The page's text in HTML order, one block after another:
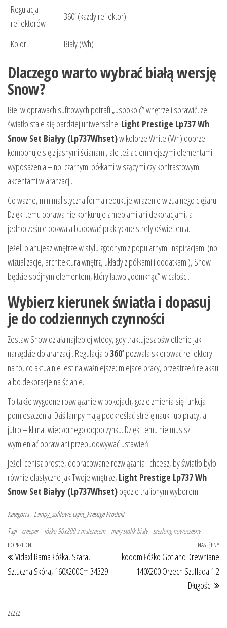
Regulacja
reflektorów
360’ (każdy reflektor)
Kolor Biały (Wh)
Dlaczego warto wybrać białą wersję
Snow?
Biel w oprawach sufitowych potrafi „uspokoić” wnętrze i sprawić, że
światło staje się bardziej uniwersalne. Light Prestige Lp737 Wh
Snow Set Białyy (Lp737Whset)w kolorze White (Wh) dobrze
komponuje się z jasnymi ścianami, ale też z ciemniejszymi elementami
wyposażenia – np. czarnymi półkami wiszącymi czy kontrastowymi
akcentami w aranżacji.
Co ważne, minimalistyczna forma redukuje wrażenie wizualnego ciężaru.
Dzięki temu oprawa nie konkuruje z meblami ani dekoracjami, a
jednocześnie pozwala budować praktyczne strefy oświetlenia.
Jeżeli planujesz wnętrze w stylu zgodnym z popularnymi inspiracjami (np.
wizualizacje, architektura wnętrz, układy z półkami i dodatkami), Snow
będzie spójnym elementem, który łatwo „domknąć” w całości.
Wybierz kierunek światła i dopasuj
je do codziennych czynności
Zestaw Snow działa najlepiej wtedy, gdy traktujesz oświetlenie jak
narzędzie do aranżacji. Regulacja o360’pozwala skierować reflektory
na to, co aktualnie jest najważniejsze: miejsce pracy, przestrzeń relaksu
albo dekoracje na ścianie.
To także wygodne rozwiązanie w pokojach, gdzie zmienia się funkcja
pomieszczenia. Dziś lampy mają podkreślać strefę nauki lub pracy, a
jutro – klimat wieczornego odpoczynku. Dzięki temu nie musisz
wymieniać opraw ani przebudowywać ustawień.
Jeżeli cenisz proste, dopracowane rozwiązania i chcesz, by światło było
równie elastyczne jak Twoje wnętrze, Light Prestige Lp737 Wh
Snow Set Białyy (Lp737Whset)będzie trafionym wyborem.
Kategoria Lampy_sufitowe Light_Prestige Produkt
Tagi creeper łóżko 90x200 z materacem mały stolik biały szezlong nowoczesny
Nawigacja wpisu
Poprzedni wpis
POPRZEDNI
Vidaxl Rama Łóżka, Szara,
Sztuczna Skóra, 160X200Cm 34329
NASTĘPNY
Ekodom Łóżko Gotland Drewniane
140X200 Orzech Szuflada 1 2
Długości
zzzzz